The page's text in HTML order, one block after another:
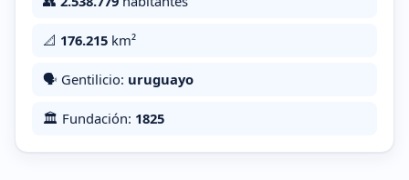
📐 176.215 km²
🗣️ Gentilicio: uruguayo
🏛️ Fundación: 1825